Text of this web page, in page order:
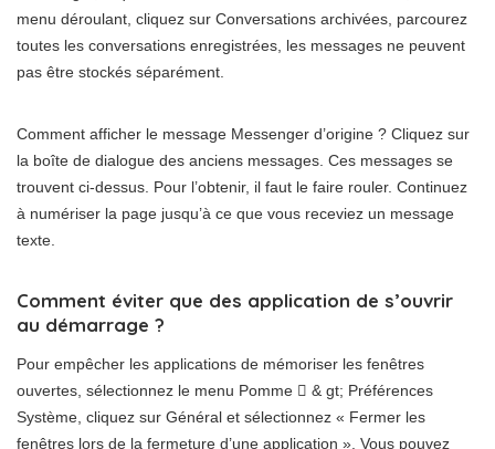
menu déroulant, cliquez sur Conversations archivées, parcourez
toutes les conversations enregistrées, les messages ne peuvent
pas être stockés séparément.
Comment afficher le message Messenger d’origine ? Cliquez sur
la boîte de dialogue des anciens messages. Ces messages se
trouvent ci-dessus. Pour l’obtenir, il faut le faire rouler. Continuez
à numériser la page jusqu’à ce que vous receviez un message
texte.
Comment éviter que des application de s’ouvrir
au démarrage ?
Pour empêcher les applications de mémoriser les fenêtres
ouvertes, sélectionnez le menu Pomme  & gt; Préférences
Système, cliquez sur Général et sélectionnez « Fermer les
fenêtres lors de la fermeture d’une application ». Vous pouvez